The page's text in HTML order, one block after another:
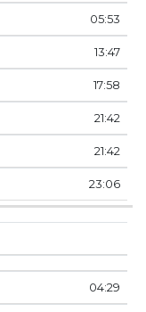
05:53
13:47
17:58
21:42
21:42
23:06
04:29